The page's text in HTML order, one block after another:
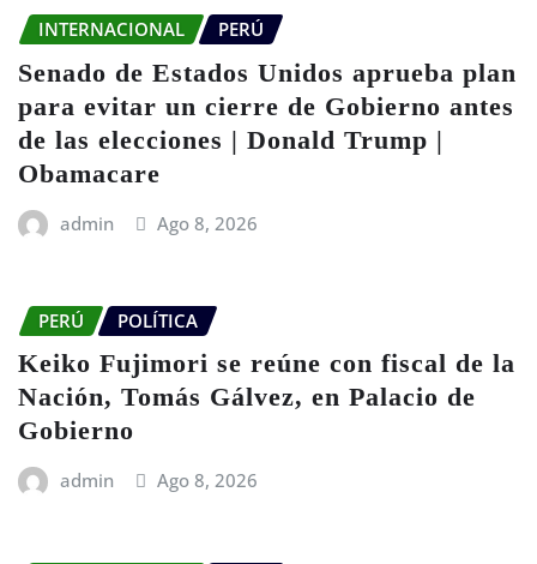
INTERNACIONAL PERÚ
Senado de Estados Unidos aprueba plan
para evitar un cierre de Gobierno antes
de las elecciones | Donald Trump |
Obamacare
admin Ago 8, 2026
PERÚ POLÍTICA
Keiko Fujimori se reúne con fiscal de la
Nación, Tomás Gálvez, en Palacio de
Gobierno
admin Ago 8, 2026